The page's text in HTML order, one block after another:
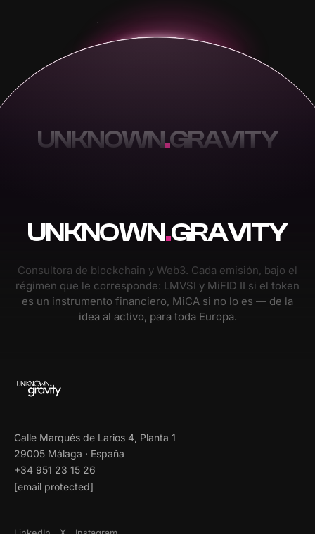
UNKNOWN.GRAVITY
UNKNOWN.GRAVITY
Consultora de blockchain y Web3. Cada emisión, bajo el
régimen que le corresponde: LMVSI y MiFID II si el token
es un instrumento financiero, MiCA si no lo es — de la
idea al activo, para toda Europa.
Calle Marqués de Larios 4, Planta 1
29005 Málaga · España
+34 951 23 15 26
[email protected]